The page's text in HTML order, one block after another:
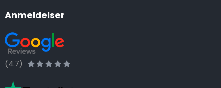
Anmeldelser
(4.7)